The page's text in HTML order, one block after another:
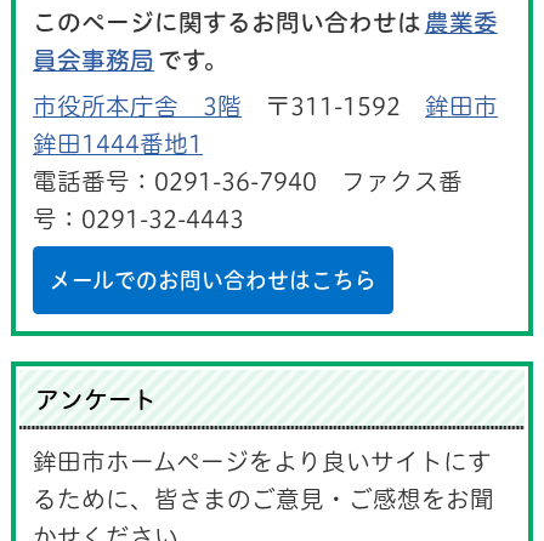
このページに関するお問い合わせは 農業委
員会事務局 です。
市役所本庁舎 3階 〒311-1592 鉾田市
鉾田1444番地1
電話番号：0291-36-7940 ファクス番
号：0291-32-4443
メールでのお問い合わせはこちら
アンケート
鉾田市ホームページをより良いサイトにす
るために、皆さまのご意見・ご感想をお聞